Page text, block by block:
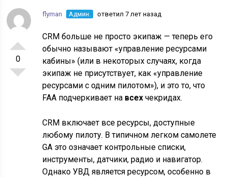
0
flyman Админ. ответил 7 лет назад
CRM больше не просто экипаж — теперь его
обычно называют «управление ресурсами
кабины» (или в некоторых случаях, когда
экипаж не присутствует, как «управление
ресурсами с одним пилотом»), и это то, что
FAA подчеркивает на всехчекридах.
CRM включает все ресурсы, доступные
любому пилоту. В типичном легком самолете
GA это означает контрольные списки,
инструменты, датчики, радио и навигатор.
Однако УВД является ресурсом, особенно в